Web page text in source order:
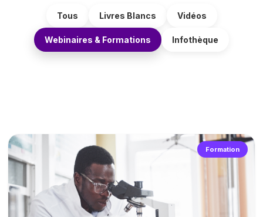
Tous Livres Blancs Vidéos
Webinaires & Formations Infothèque
Formation